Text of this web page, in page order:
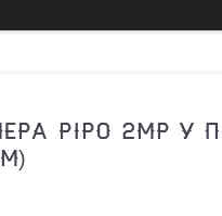
PIPO 2MP У